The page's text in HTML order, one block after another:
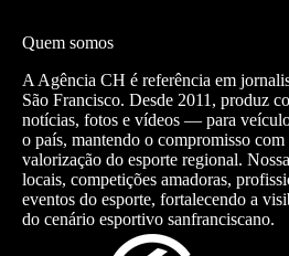
Quem somos
A Agência CH é referência em
São Francisco. Desde 2011, produz
notícias, fotos e vídeos — para
o país, mantendo o compromisso
valorização do esporte regional.
locais, competições amadoras,
eventos do esporte, fortalecendo a
do cenário esportivo sanfranciscano.